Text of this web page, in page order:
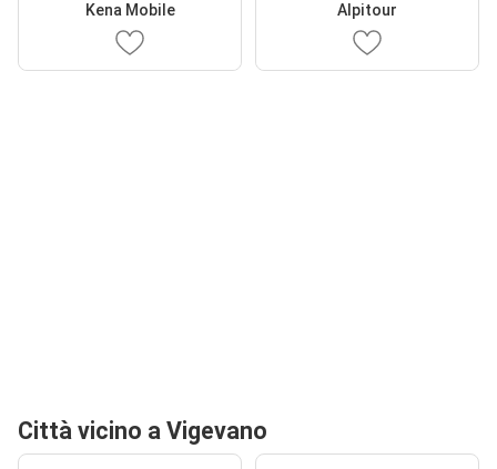
Kena Mobile Alpitour
Città vicino a Vigevano